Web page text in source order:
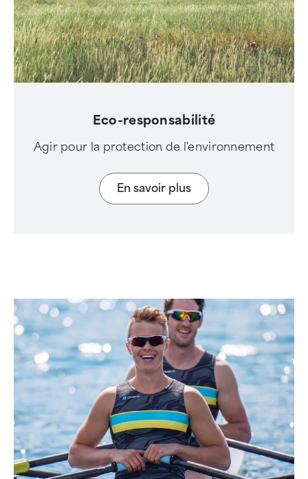
Eco-responsabilité
Agir pour la protection de l'environnement
En savoir plus